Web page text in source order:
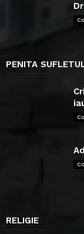
PENITA
RELIGIE